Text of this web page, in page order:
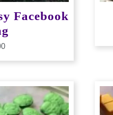
Facebook